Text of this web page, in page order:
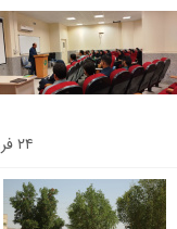
۲۴ فروردین ۱۴۰۴